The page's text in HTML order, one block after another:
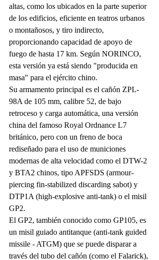
altas, como los ubicados en la parte superior
de los edificios, eficiente en teatros urbanos
o montañosos, y tiro indirecto,
proporcionando capacidad de apoyo de
fuego de hasta 17 km. Según NORINCO,
esta versión ya está siendo "producida en
masa" para el ejército chino.
Su armamento principal es el cañón ZPL-
98A de 105 mm, calibre 52, de bajo
retroceso y carga automática, una versión
china del famoso Royal Ordnance L7
británico, pero con un freno de boca
rediseñado para el uso de municiones
modernas de alta velocidad como el DTW-2
y BTA2 chinos, tipo APFSDS (armour-
piercing fin-stabilized discarding sabot) y
DTP1A (high-explosive anti-tank) o el misil
GP2.
El GP2, también conocido como GP105, es
un misil guiado antitanque (anti-tank guided
missile - ATGM) que se puede disparar a
través del tubo del cañón (como el Falarick),